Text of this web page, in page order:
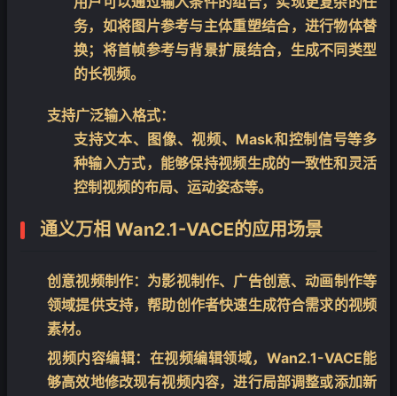
务，如将图片参考与主体重塑结合，进行物体替
换；将首帧参考与背景扩展结合，生成不同类型
的长视频。
支持广泛输入格式：
支持文本、图像、视频、Mask和控制信号等多
种输入方式，能够保持视频生成的一致性和灵活
控制视频的布局、运动姿态等。
通义万相 Wan2.1-VACE的应用场景
创意视频制作：为影视制作、广告创意、动画制作等
领域提供支持，帮助创作者快速生成符合需求的视频
素材。
视频内容编辑：在视频编辑领域，Wan2.1-VACE能
够高效地修改现有视频内容，进行局部调整或添加新